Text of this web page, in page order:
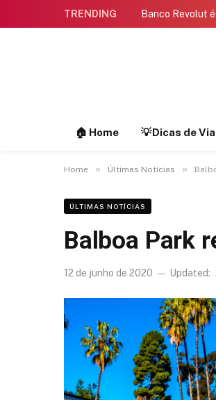
TRENDING Banco Revolut
🏠 Home 💡Dicas de
Home » Últimas Notícias »
ÚLTIMAS NOTÍCIAS
Balboa Park
12 de junho de 2020 Updated: